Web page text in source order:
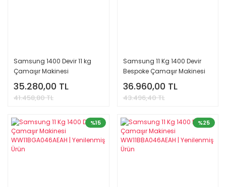
Samsung 1400 Devir 11 kg
Çamaşır Makinesi
WW11DB7B34GBAH |
Yenilenmiş Ürün
35.280,00 TL
41.458,80 TL
Samsung 11 Kg 1400 Devir
Bespoke Çamaşır Makinesi
WW11DB8B95GBAH |
Yenilenmiş Ürün
36.960,00 TL
43.496,40 TL
%15 %25